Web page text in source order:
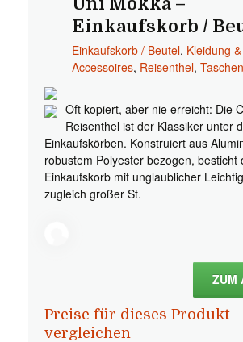
Einkaufskorb /
Einkaufskorb / Beutel, Kleidung &
Accessoires, Reisenthel,
Oft kopiert, aber nie erreicht: Die
Reisenthel ist der Klassiker unter
Einkaufskörben. Konstruiert aus
robustem Polyester bezogen, besticht
Einkaufskorb mit unglaublicher
zugleich großer St.
ZUM
Preise für dieses Produkt
vergleichen